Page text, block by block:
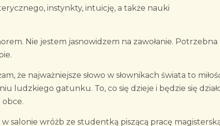
instynkty, intuicję, a także nauki
Nie jestem jasnowidzem na zawołanie. Potrzebna
że najważniejsze słowo w słownikach świata to
ludzkiego gatunku. To, co się dzieje i będzie się
obce.
salonie wróżb ze studentką piszącą pracę